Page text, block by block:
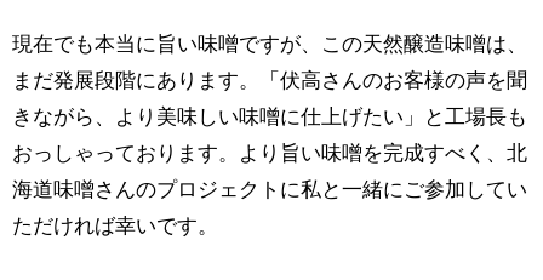
現在でも本当に旨い味噌ですが、この天然醸造味噌は、
まだ発展段階にあります。「伏高さんのお客様の声を聞
きながら、より美味しい味噌に仕上げたい」と工場長も
おっしゃっております。より旨い味噌を完成すべく、北
海道味噌さんのプロジェクトに私と一緒にご参加してい
ただければ幸いです。